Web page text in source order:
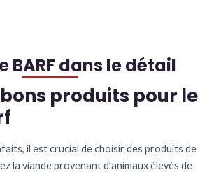
BARF dans le détail
produits pour le
il est crucial de choisir des produits de
la viande provenant d’animaux élevés de